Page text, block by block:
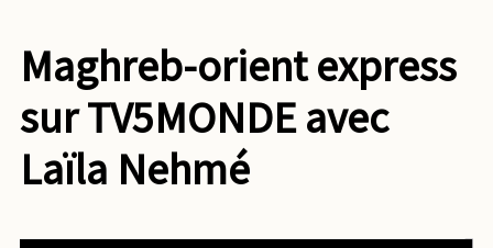
Maghreb-orient express
sur TV5MONDE avec
Laïla Nehmé